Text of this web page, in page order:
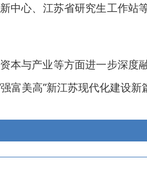
中心、江苏省研究生工作站
本与产业等方面进一步深度
富美高”新江苏现代化建设新